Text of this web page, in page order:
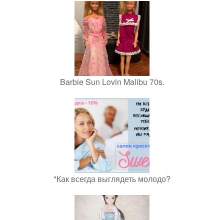
Barbie Sun Lovin Malibu 70s.
"Как всегда выглядеть молодо?